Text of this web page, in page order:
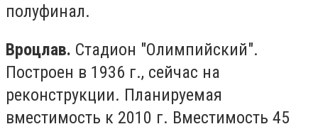
полуфинал.
Вроцлав. Стадион "Олимпийский".
Построен в 1936 г., сейчас на
реконструкции. Планируемая
вместимость к 2010 г. Вместимость 45